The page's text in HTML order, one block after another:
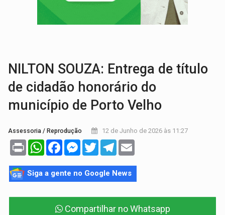
ROLIM DE MOURA:Programa da Energisa beneficia 60 famílias com geladeiras
NILTON SOUZA: Entrega de título
de cidadão honorário do
município de Porto Velho
Assessoria / Reprodução 12 de Junho de 2026 às 11:27
Print WhatsAppFacebookMessenger
TwitterTelegram
Siga a gente no Google News
Compartilhar no Whatsapp